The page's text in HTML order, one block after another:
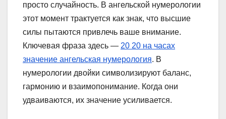
просто случайность. В ангельской нумерологии
этот момент трактуется как знак, что высшие
силы пытаются привлечь ваше внимание.
Ключевая фраза здесь — 20 20 на часах
значение ангельская нумерология. В
нумерологии двойки символизируют баланс,
гармонию и взаимопонимание. Когда они
удваиваются, их значение усиливается.